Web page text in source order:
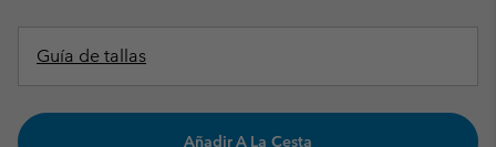
Guía de tallas
Añadir A La Cesta